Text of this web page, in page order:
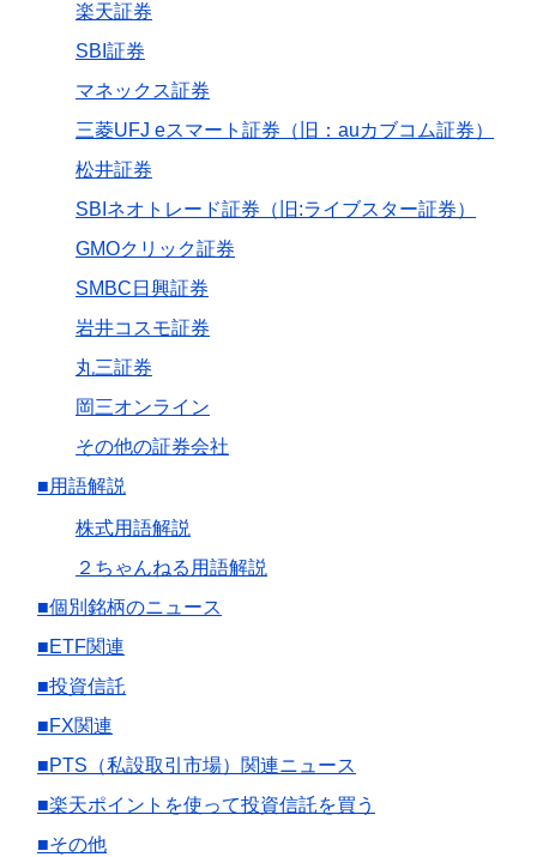
楽天証券
SBI証券
マネックス証券
三菱UFJ eスマート証券（旧：auカブコム証券）
松井証券
SBIネオトレード証券（旧:ライブスター証券）
GMOクリック証券
SMBC日興証券
岩井コスモ証券
丸三証券
岡三オンライン
その他の証券会社
■用語解説
株式用語解説
２ちゃんねる用語解説
■個別銘柄のニュース
■ETF関連
■投資信託
■FX関連
■PTS（私設取引市場）関連ニュース
■楽天ポイントを使って投資信託を買う
■その他